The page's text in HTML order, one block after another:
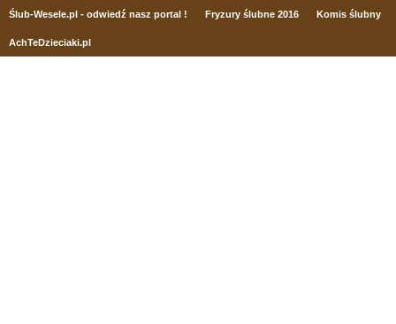
Ślub-Wesele.pl - odwiedź nasz portal ! Fryzury ślubne 2016 Komis ślubny
AchTeDzieciaki.pl